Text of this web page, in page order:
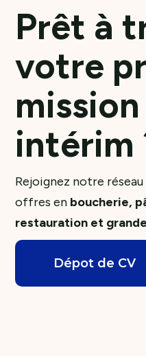
Prêt à
votre
intérim
Rejoignez notre
offres en boucherie,
restauration et
Dépot de CV